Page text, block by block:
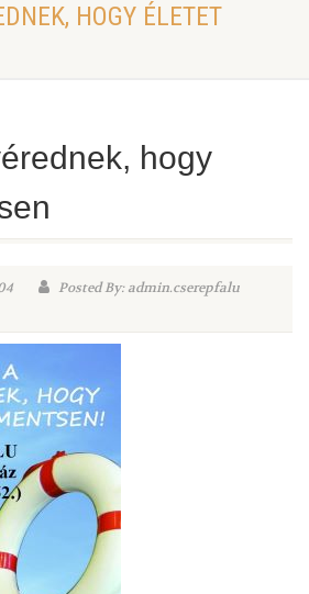
HOGY ÉLETET
hogy
Posted By: admin.cserepfalu